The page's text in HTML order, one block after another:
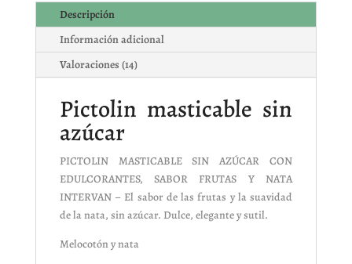
Descripción
Información adicional
Valoraciones (14)
Pictolin masticable sin
azúcar
PICTOLIN MASTICABLE SIN AZÚCAR CON
EDULCORANTES, SABOR FRUTAS Y NATA
INTERVAN – El sabor de las frutas y la suavidad
de la nata, sin azúcar. Dulce, elegante y sutil.
Melocotón y nata